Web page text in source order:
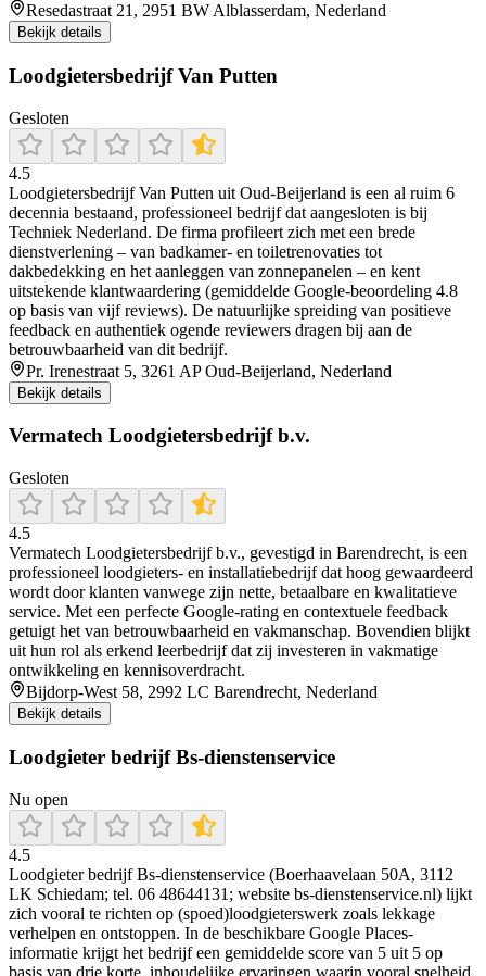
Resedastraat 21, 2951 BW Alblasserdam, Nederland
Bekijk details
Loodgietersbedrijf Van Putten
Gesloten
4.5
Loodgietersbedrijf Van Putten uit Oud‑Beijerland is een al ruim 6
decennia bestaand, professioneel bedrijf dat aangesloten is bij
Techniek Nederland. De firma profileert zich met een brede
dienstverlening – van badkamer‑ en toiletrenovaties tot
dakbedekking en het aanleggen van zonnepanelen – en kent
uitstekende klantwaardering (gemiddelde Google‑beoordeling 4.8
op basis van vijf reviews). De natuurlijke spreiding van positieve
feedback en authentiek ogende reviewers dragen bij aan de
betrouwbaarheid van dit bedrijf.
Pr. Irenestraat 5, 3261 AP Oud-Beijerland, Nederland
Bekijk details
Vermatech Loodgietersbedrijf b.v.
Gesloten
4.5
Vermatech Loodgietersbedrijf b.v., gevestigd in Barendrecht, is een
professioneel loodgieters- en installatiebedrijf dat hoog gewaardeerd
wordt door klanten vanwege zijn nette, betaalbare en kwalitatieve
service. Met een perfecte Google-rating en contextuele feedback
getuigt het van betrouwbaarheid en vakmanschap. Bovendien blijkt
uit hun rol als erkend leerbedrijf dat zij investeren in vakmatige
ontwikkeling en kennisoverdracht.
Bijdorp-West 58, 2992 LC Barendrecht, Nederland
Bekijk details
Loodgieter bedrijf Bs-dienstenservice
Nu open
4.5
Loodgieter bedrijf Bs-dienstenservice (Boerhaavelaan 50A, 3112
LK Schiedam; tel. 06 48644131; website bs-dienstenservice.nl) lijkt
zich vooral te richten op (spoed)loodgieterswerk zoals lekkage
verhelpen en ontstoppen. In de beschikbare Google Places-
informatie krijgt het bedrijf een gemiddelde score van 5 uit 5 op
basis van drie korte, inhoudelijke ervaringen waarin vooral snelheid,